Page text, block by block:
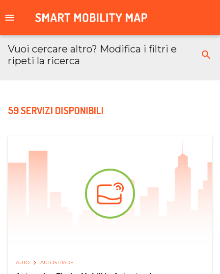
Vuoi cercare altro? Modifica i filtri e
ripeti la ricerca
59 SERVIZI DISPONIBILI
AUTO AUTOSTRADE